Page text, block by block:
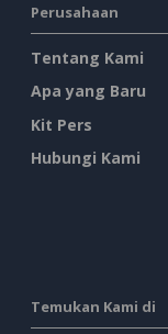
Perusahaan
Tentang Kami
Apa yang Baru
Kit Pers
Hubungi Kami
Temukan Kami di